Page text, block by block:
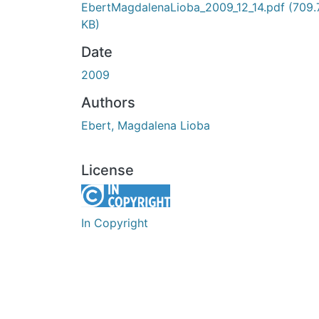
EbertMagdalenaLioba_2009_12_14.pdf
KB)
Date
2009
Authors
Ebert, Magdalena Lioba
License
In Copyright